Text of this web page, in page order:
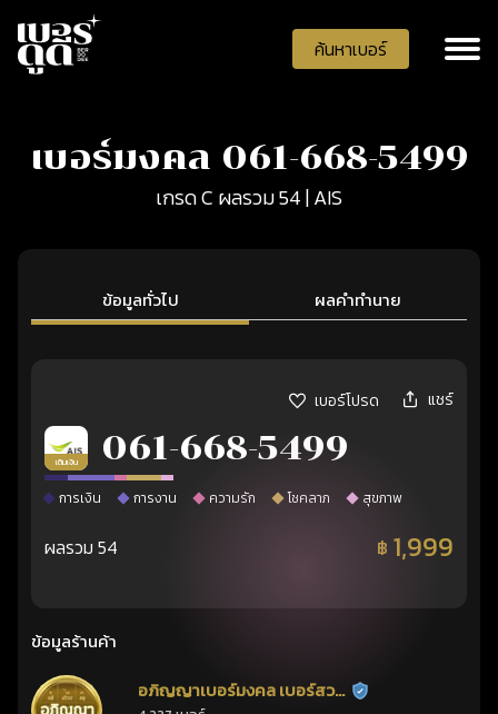
ค้นหาเบอร์
เบอร์มงคล 061-668-5499
เกรด C ผลรวม 54 | AIS
ข้อมูลทั่วไป ผลคำทำนาย
เบอร์โปรด แชร์
เติมเงิน 061-668-5499
การเงิน การงาน ความรัก โชคลาภ สุขภาพ
ผลรวม 54 ฿ 1,999
ข้อมูลร้านค้า
อภิญญาเบอร์มงคล เบอร์สวย ร้านยืนยันแล้ว